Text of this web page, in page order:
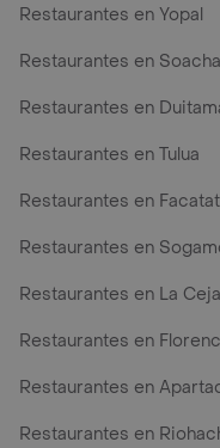
Restaurantes en Yopal
Restaurantes en Soacha
Restaurantes en
Restaurantes en Tulua
Restaurantes en
Restaurantes en
Restaurantes en La Ceja
Restaurantes en
Restaurantes en
Restaurantes en